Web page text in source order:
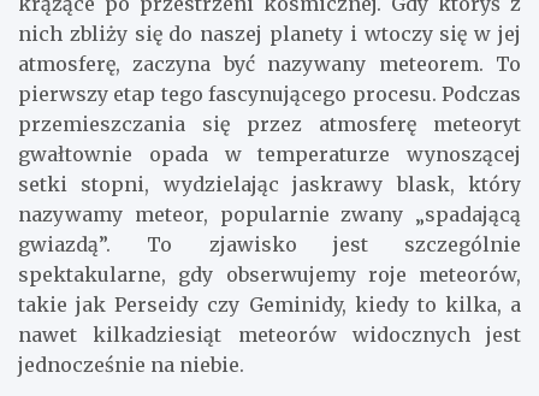
nich zbliży się do naszej planety i wtoczy się w jej
atmosferę, zaczyna być nazywany meteorem. To
pierwszy etap tego fascynującego procesu. Podczas
przemieszczania się przez atmosferę meteoryt
gwałtownie opada w temperaturze wynoszącej
setki stopni, wydzielając jaskrawy blask, który
nazywamy meteor, popularnie zwany „spadającą
gwiazdą”. To zjawisko jest szczególnie
spektakularne, gdy obserwujemy roje meteorów,
takie jak Perseidy czy Geminidy, kiedy to kilka, a
nawet kilkadziesiąt meteorów widocznych jest
jednocześnie na niebie.